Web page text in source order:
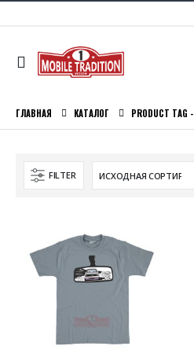
ГЛАВНАЯ КАТАЛОГ PRODUCT TAG -
FILTER